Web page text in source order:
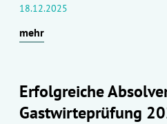
18.12.2025
mehr
Erfolgreiche
Gastwirteprüfung